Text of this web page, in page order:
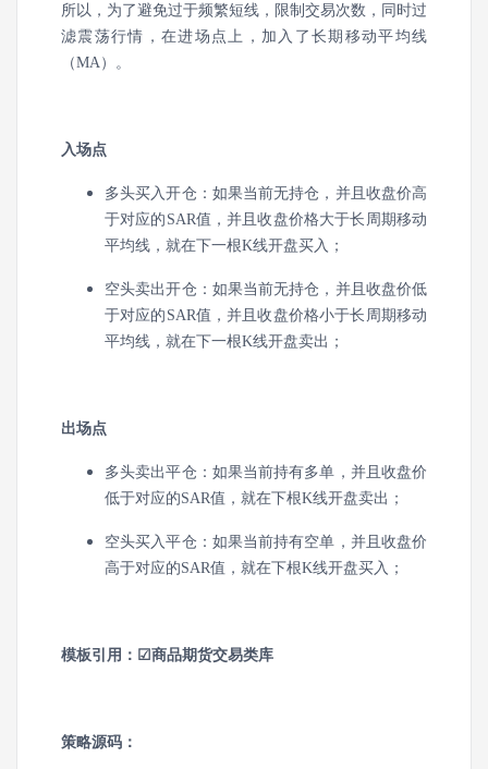
所以，为了避免过于频繁短线，限制交易次数，同时过
滤震荡行情，在进场点上，加入了长期移动平均线
（MA）。
入场点
多头买入开仓：如果当前无持仓，并且收盘价高
于对应的SAR值，并且收盘价格大于长周期移动
平均线，就在下一根K线开盘买入；
空头卖出开仓：如果当前无持仓，并且收盘价低
于对应的SAR值，并且收盘价格小于长周期移动
平均线，就在下一根K线开盘卖出；
出场点
多头卖出平仓：如果当前持有多单，并且收盘价
低于对应的SAR值，就在下根K线开盘卖出；
空头买入平仓：如果当前持有空单，并且收盘价
高于对应的SAR值，就在下根K线开盘买入；
模板引用：☑商品期货交易类库
策略源码：